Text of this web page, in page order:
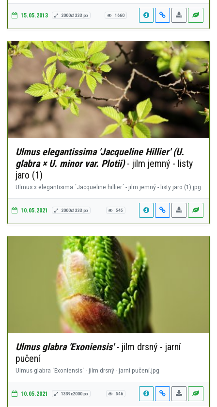
15.05.2013 2000x1333 px 1660
Ulmus elegantissima 'Jacqueline Hillier' (U.
glabra × U. minor var. Plotii)- jilm jemný - listy
jaro (1)
Ulmus x elegantisima ´Jacqueline hillier´ - jilm jemný - listy jaro (1).jpg
10.05.2021 2000x1333 px 545
Ulmus glabra 'Exoniensis'- jilm drsný - jarní
pučení
Ulmus glabra ´Exoniensis´ - jilm drsný - jarní pučení.jpg
10.05.2021 1339x2000 px 546